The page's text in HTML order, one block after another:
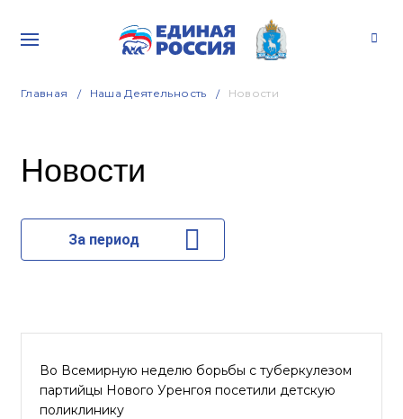
Главная Наша Деятельность Новости
Новости
За период
Во Всемирную неделю борьбы с туберкулезом
партийцы Нового Уренгоя посетили детскую
поликлинику